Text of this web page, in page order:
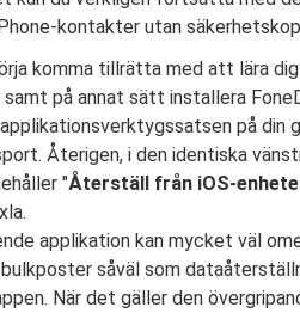
kontakter utan
komma tillrätta med att lära
samt på annat sätt installera
på din
Återigen, i den identiska
"Återställ från iOS-
applikation kan mycket väl
såväl som
När det gäller den